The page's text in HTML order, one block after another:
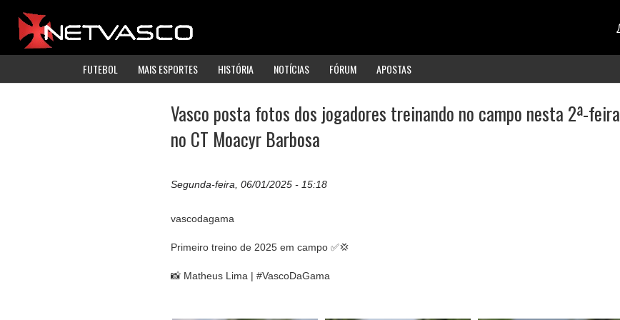
FUTEBOL MAIS ESPORTES HISTÓRIA NOTÍCIAS FÓRUM APOSTAS
Vasco posta fotos dos jogadores treinando no campo nesta 2ª-feira
no CT Moacyr Barbosa
Segunda-feira, 06/01/2025 - 15:18
vascodagama
Primeiro treino de 2025 em campo ✅💢
📸 Matheus Lima | #VascoDaGama